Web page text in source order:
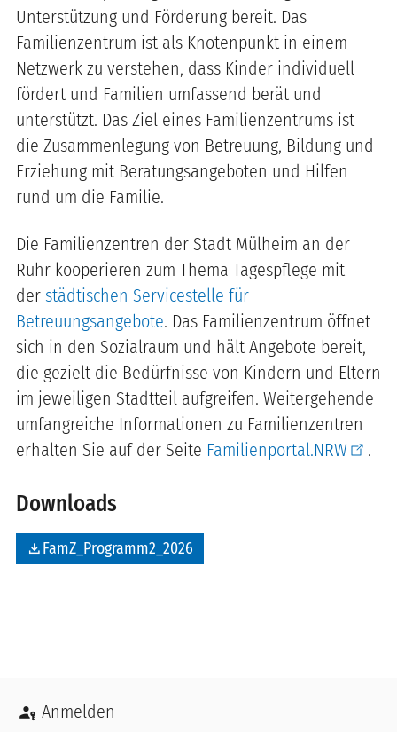
Unterstützung und Förderung bereit. Das
Familienzentrum ist als Knotenpunkt in einem
Netzwerk zu verstehen, dass Kinder individuell
fördert und Familien umfassend berät und
unterstützt. Das Ziel eines Familienzentrums ist
die Zusammenlegung von Betreuung, Bildung und
Erziehung mit Beratungsangeboten und Hilfen
rund um die Familie.
Die Familienzentren der Stadt Mülheim an der
Ruhr kooperieren zum Thema Tagespflege mit
der städtischen Servicestelle für
Betreuungsangebote. Das Familienzentrum öffnet
sich in den Sozialraum und hält Angebote bereit,
die gezielt die Bedürfnisse von Kindern und Eltern
im jeweiligen Stadtteil aufgreifen. Weitergehende
umfangreiche Informationen zu Familienzentren
erhalten Sie auf der Seite Familienportal.NRW .
Downloads
file_downloadFamZ_Programm2_2026
Benutzermenü
Anmelden